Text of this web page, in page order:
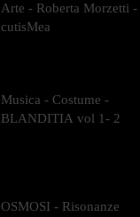
Arte - Roberta Morzetti -
cutisMea
Musica - Costume -
BLANDITIA vol 1- 2
OSMOSI - Risonanze